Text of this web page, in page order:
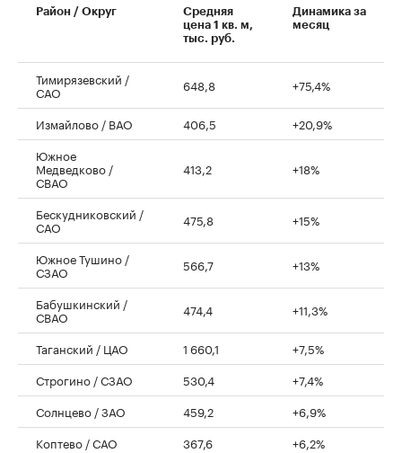
Район / Округ
Средняя
цена 1 кв. м,
тыс. руб.
Динамика за
месяц
Тимирязевский /
САО 648,8 +75,4%
Измайлово / ВАО 406,5
+20,9%
Южное
Медведково /
СВАО
413,2 +18%
Бескудниковский /
САО 475,8 +15%
Южное Тушино /
СЗАО 566,7 +13%
Бабушкинский /
СВАО 474,4 +11,3%
Таганский / ЦАО 1 660,1
+7,5%
Строгино / СЗАО
530,4
+7,4%
Солнцево / ЗАО
459,2
+6,9%
Коптево / САО
367,6 +6,2%